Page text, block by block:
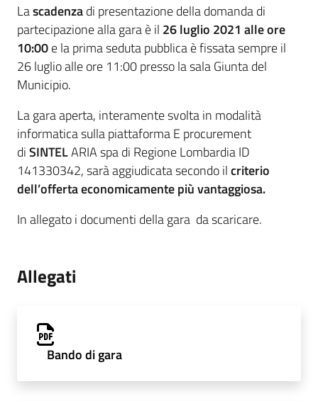
Lascadenzadi presentazione della domanda di
partecipazione alla gara è il 26 luglio 2021 alle ore
10:00e la prima seduta pubblica è fissata sempre il
26 luglio alle ore 11:00 presso la sala Giunta del
Municipio.
La gara aperta, interamente svolta in modalità
informatica sulla piattaforma E procurement
diSINTELARIA spa di Regione Lombardia ID
141330342, sarà aggiudicata secondo ilcriterio
dell’offerta economicamente più vantaggiosa.
In allegato i documenti della gara da scaricare.
Allegati
Bando di gara